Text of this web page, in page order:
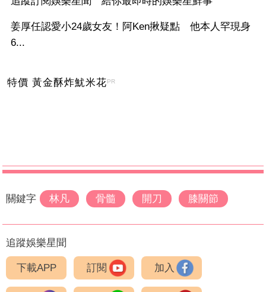
姜厚任認愛小24歲女友！阿Ken揪疑點 他本人罕現身
6...
特價 黃金酥炸魷米花PR
關鍵字 林凡 骨髓 開刀 膝關節
追蹤娛樂星聞
下載APP 訂閱 加入